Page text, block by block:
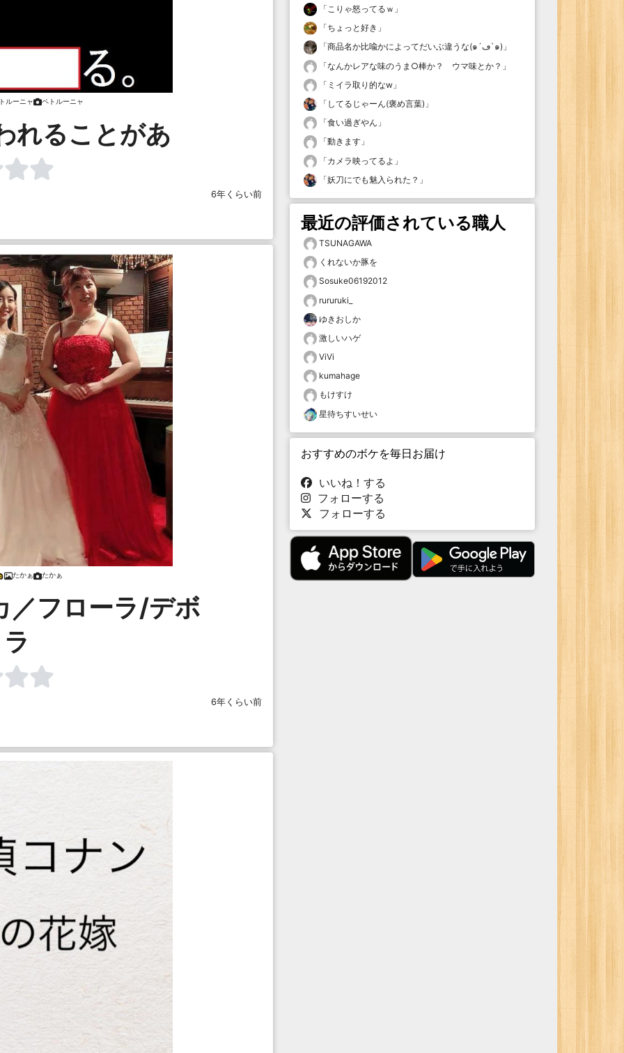
ルーニャ ペトルーニャ
れることがあ
6年くらい前
たかぁ たかぁ
／フローラ/デボ
ラ
6年くらい前
「こりゃ怒ってるｗ 」
「ちょっと好き 」
「
商品名か比喩かによってだいぶ違うな(๑´ڡ`๑) 」
「なんかレアな味のうま○棒か？ ウマ味とか？ 」
「 ミイラ取り的なw 」
「 してるじゃーん(褒め言葉) 」
「食い過ぎやん 」
「動きます 」
「カメラ映ってるよ 」
「妖刀にでも魅入られた？ 」
最近の評価されている職人
TSUNAGAWA
くれないか豚を
Sosuke06192012
rururuki_
ゆきおしか
激しいハゲ
ViVi
kumahage
もけすけ
星待ちすいせい
おすすめのボケを毎日お届け
いいね！する
フォローする
フォローする